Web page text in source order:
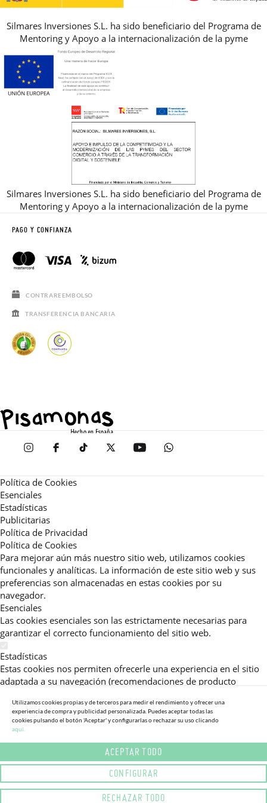
Silmares Inversiones S.L. ha sido beneficiario del Programa de
Mentoring y Apoyo a la internacionalización de la pyme
Silmares Inversiones S.L. ha sido beneficiario del Programa de
Mentoring y Apoyo a la internacionalización de la pyme
PAGO Y CONFIANZA
CONTRAREEMBOLSO
TRANSFERENCIA BANCARIA
Política de Cookies
Esenciales
Estadísticas
Publicitarias
Política de Privacidad
Política de Cookies
Para mejorar aún más nuestro sitio web, utilizamos cookies
funcionales y analíticas. La información de este sitio web y sus
preferencias son almacenadas en estas cookies por su
navegador.
Esenciales
Las cookies esenciales son las estrictamente necesarias para
garantizar el correcto funcionamiento del sitio web.
Estadísticas
Estas cookies nos permiten ofrecerle una experiencia en el sitio
adaptada a su navegación (recomendaciones de producto
consultadas, etc).Al activar esta cookie, nos ayuda a mejorar aún
más su experiencia.
Publicitarias
Estas cookies permiten a nuestros socios publicitarios enviarle
mensajes específicos y personalizados.
Política de Privacidad
Utilizamos cookies propias y de terceros para medir el rendimiento y ofrecer una
experiencia de compra y publicidad personalizada. Puedes aceptar todas las
cookies pulsando el botón 'Aceptar' y configurarlas o rechazar su uso clicando
aqui.
ACEPTAR TODO
CONFIGURAR
RECHAZAR TODO